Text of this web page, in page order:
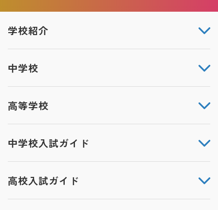
学校紹介
中学校
高等学校
中学校入試ガイド
高校入試ガイド